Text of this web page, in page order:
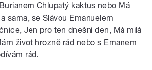
Chlupatý kaktus nebo Má
sama, se Slávou Emanuelem
Jen pro ten dnešní den, Má milá
život hrozně rád nebo s Emanem
rád.